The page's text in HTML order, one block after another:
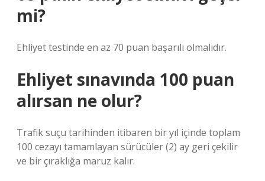
mi?
Ehliyet testinde en az 70 puan başarılı olmalıdır.
Ehliyet sınavında 100 puan
alırsan ne olur?
Trafik suçu tarihinden itibaren bir yıl içinde toplam
100 cezayı tamamlayan sürücüler (2) ay geri çekilir
ve bir çıraklığa maruz kalır.